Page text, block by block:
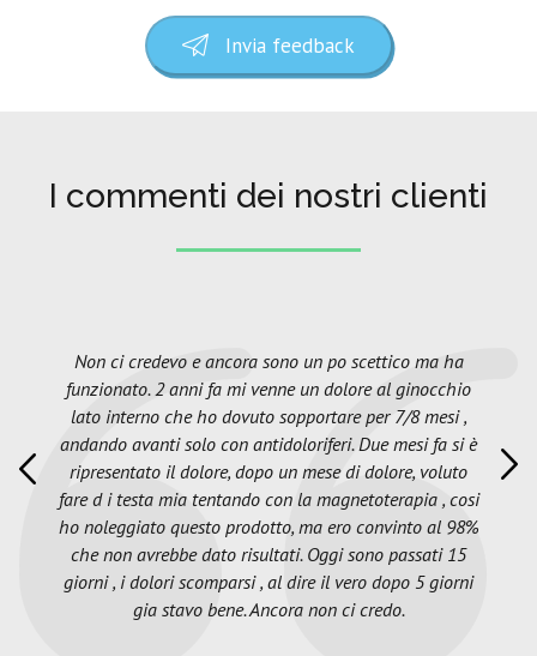
Invia feedback
I commenti dei nostri clienti
Non ci credevo e ancora sono un po scettico ma ha
funzionato. 2 anni fa mi venne un dolore al ginocchio
lato interno che ho dovuto sopportare per 7/8 mesi ,
andando avanti solo con antidoloriferi. Due mesi fa si è
ripresentato il dolore, dopo un mese di dolore, voluto
fare d i testa mia tentando con la magnetoterapia , cosi
ho noleggiato questo prodotto, ma ero convinto al 98%
che non avrebbe dato risultati. Oggi sono passati 15
giorni , i dolori scomparsi , al dire il vero dopo 5 giorni
gia stavo bene. Ancora non ci credo.